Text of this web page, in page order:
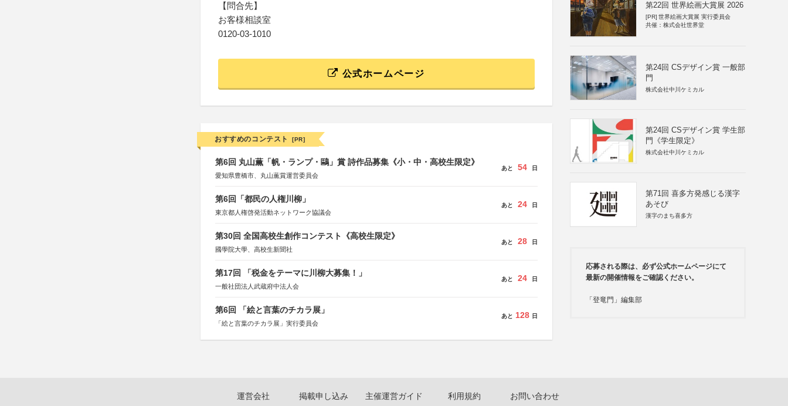
【問合先】
お客様相談室
0120-03-1010
公式ホームページ
おすすめのコンテスト [PR]
第6回 丸山薫「帆・ランプ・鷗」賞 詩作品募集《小・中・高校生限定》
愛知県豊橋市、丸山薫賞運営委員会
あと 54 日
第6回「都民の人権川柳」
東京都人権啓発活動ネットワーク協議会
あと 24 日
第30回 全国高校生創作コンテスト《高校生限定》
國學院大學、高校生新聞社
あと 28 日
第17回 「税金をテーマに川柳大募集！」
一般社団法人武蔵府中法人会
あと 24 日
第6回 「絵と言葉のチカラ展」
「絵と言葉のチカラ展」実行委員会
あと 128 日
第22回 世界絵画大賞展 2026
[PR] 世界絵画大賞展 実行委員会
共催：株式会社世界堂
第24回 CSデザイン賞 一般部
門
株式会社中川ケミカル
第24回 CSデザイン賞 学生部
門《学生限定》
株式会社中川ケミカル
第71回 喜多方発感じる漢字
あそび
漢字のまち喜多方
応募される際は、必ず公式ホームページにて
最新の開催情報をご確認ください。
「登竜門」編集部
運営会社 掲載申し込み 主催運営ガイド 利用規約 お問い合わせ